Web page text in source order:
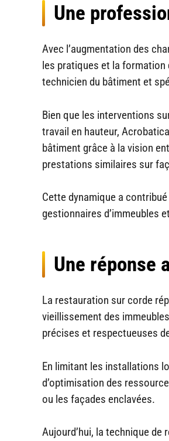
Une
Avec l’augmentation des
les pratiques et la formation
technicien du bâtiment et
Bien que les interventions
travail en hauteur,
bâtiment grâce à la vision
prestations similaires sur
Cette dynamique a
gestionnaires d’immeubles
Une réponse
La restauration sur corde
vieillissement des
précises et respectueuses
En limitant les installations
d’optimisation des
ou les façades enclavées.
Aujourd’hui, la technique